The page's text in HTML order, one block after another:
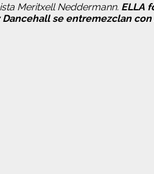
Meritxell Neddermann. ELLA
se entremezclan